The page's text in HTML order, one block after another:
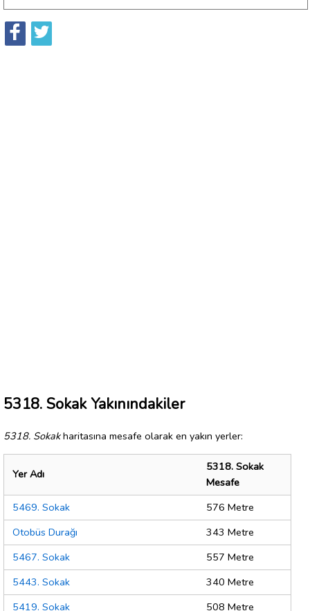
5318. Sokak Yakınındakiler
5318. Sokakharitasına mesafe olarak en yakın yerler:
Yer Adı
5318. Sokak
Mesafe
5469. Sokak
576 Metre
Otobüs Durağı
343 Metre
5467. Sokak
557 Metre
5443. Sokak
340 Metre
5419. Sokak
508 Metre